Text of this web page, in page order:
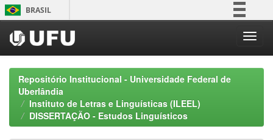
Skip
navigation
BRASIL
Participe
Acesso à informação
Legislação
Canais
Repositório Institucional - Universidade Federal de
Uberlândia
Instituto de Letras e Linguísticas (ILEEL)
DISSERTAÇÃO - Estudos Linguísticos